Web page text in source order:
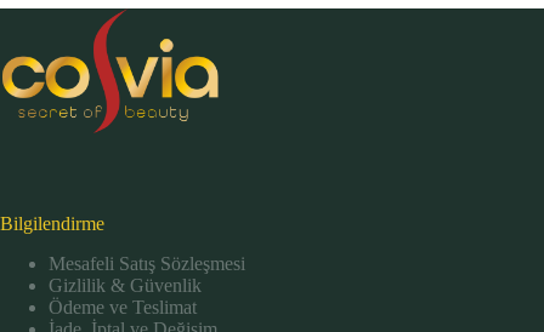
Bilgilendirme
Mesafeli Satış Sözleşmesi
Gizlilik & Güvenlik
Ödeme ve Teslimat